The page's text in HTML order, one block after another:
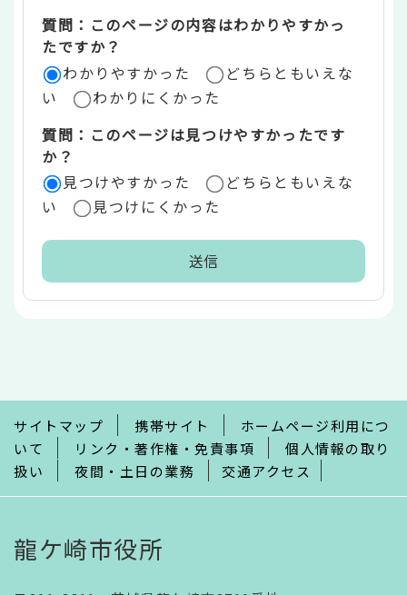
リ
ア
質問：このページの内容はわかりやすかっ
たですか？
わかりやすかった
どちらともいえな
い
わかりにくかった
質問：このページは見つけやすかったです
か？
見つけやすかった
どちらともいえな
い
見つけにくかった
で
サイトマップ 携帯サイト
ホームページ利用につ
いて
リンク・著作権・免責事項
個人情報の取り
扱い
夜間・土日の業務 交通アクセス
龍ケ崎市役所